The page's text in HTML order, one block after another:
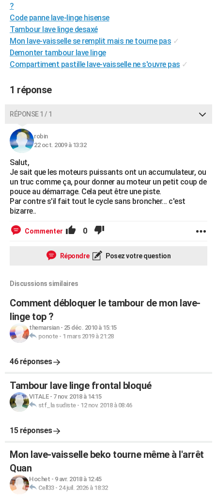
Dictionnaire
Biographies
Citations
Expressions
Proverbes
PROGRAMME TV
COPAINS D'AVANT
S'inscrire
Se connecter
Lycées
Collèges
Primaires
Universités
Entreprises
Service militaire
Avis de recherche
AVIS DE DÉCÈS
Bricolage
Lifestyle
Culture
Sport
Auto
Television
Voyage
Cinema
?
Code panne lave-linge hisense
Tambour lave linge desaxé
Mon lave-vaisselle se remplit mais ne tourne pas ✓
Demonter tambour lave linge
Compartiment pastille lave-vaisselle ne s'ouvre pas ✓
1 réponse
RÉPONSE 1 / 1
robin
22 oct. 2009 à 13:32
Salut,
Je sait que les moteurs puissants ont un accumulateur, ou
un truc comme ça, pour donner au moteur un petit coup de
pouce au démarrage. Cela peut être une piste.
Par contre s'il fait tout le cycle sans broncher... c'est
bizarre..
Commenter 0
Répondre Posez votre question
Discussions similaires
Comment débloquer le tambour de mon lave-
linge top ?
themarsian- 25 déc. 2010 à 15:15
ponote- 1 mars 2019 à 21:28
46 réponses
Tambour lave linge frontal bloqué
VITALE- 7 nov. 2018 à 14:15
stf_la sudiste- 12 nov. 2018 à 08:46
15 réponses
Mon lave-vaisselle beko tourne même à l'arrêt
Quan
Hochet - 9 avr. 2018 à 12:45
Cell33- 24 juil. 2026 à 18:32